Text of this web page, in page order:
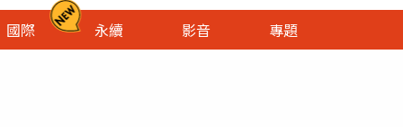
國際 永續 影音 專題